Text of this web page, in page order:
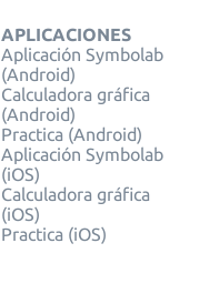
APLICACIONES
Aplicación Symbolab
(Android)
Calculadora gráfica
(Android)
Practica (Android)
Aplicación Symbolab
(iOS)
Calculadora gráfica
(iOS)
Practica (iOS)